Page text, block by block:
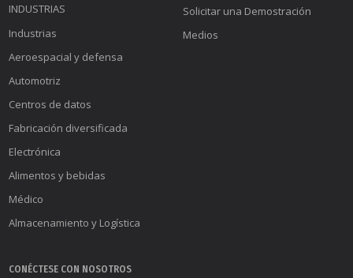
INDUSTRIAS
Industrias
Aeroespacial y defensa
Automotriz
Centros de datos
Fabricación diversificada
Electrónica
Alimentos y bebidas
Médico
Almacenamiento y Logística
Solicitar una Demostración
Medios
CONÉCTESE CON NOSOTROS